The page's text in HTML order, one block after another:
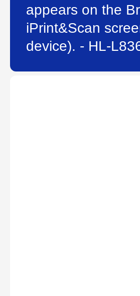
appears on the
iPrint&Scan
device). - HL-